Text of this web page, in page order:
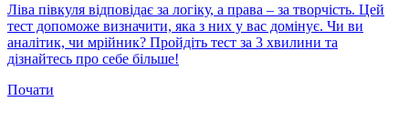
Ліва півкуля відповідає за логіку, а права – за творчість. Цей
тест допоможе визначити, яка з них у вас домінує. Чи ви
аналітик, чи мрійник? Пройдіть тест за 3 хвилини та
дізнайтесь про себе більше!
Почати